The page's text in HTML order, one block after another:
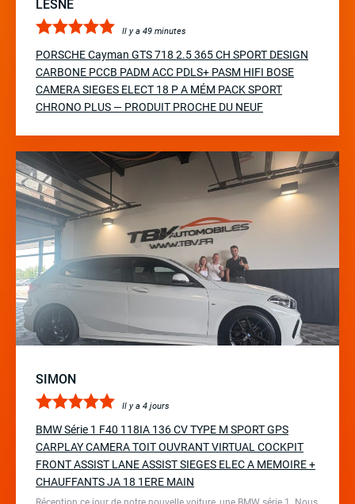
LESNE
Il y a 49 minutes
PORSCHE Cayman GTS 718 2.5 365 CH SPORT DESIGN
CARBONE PCCB PADM ACC PDLS+ PASM HIFI BOSE
CAMERA SIEGES ELECT 18 P A MÉM PACK SPORT
CHRONO PLUS — PRODUIT PROCHE DU NEUF
SIMON
Il y a 4 jours
BMW Série 1 F40 118IA 136 CV TYPE M SPORT GPS
CARPLAY CAMERA TOIT OUVRANT VIRTUAL COCKPIT
FRONT ASSIST LANE ASSIST SIEGES ELEC A MEMOIRE +
CHAUFFANTS JA 18 1ERE MAIN